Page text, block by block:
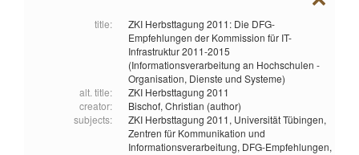
title:
ZKI Herbsttagung 2011: Die DFG-
Empfehlungen der Kommission für IT-
Infrastruktur 2011-2015
(Informationsverarbeitung an Hochschulen -
Organisation, Dienste und Systeme)
alt. title:
ZKI Herbsttagung 2011
creator:
Bischof, Christian (author)
subjects:
ZKI Herbsttagung 2011, Universität Tübingen,
Zentren für Kommunikation und
Informationsverarbeitung, DFG-Empfehlungen,